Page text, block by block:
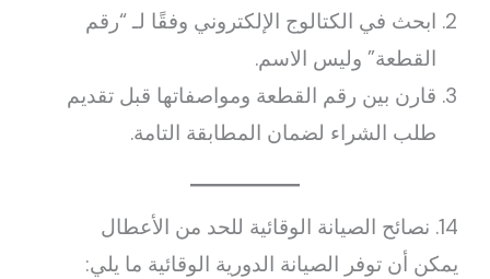
ابحث في الكتالوج الإلكتروني وفقًا لـ “رقم
القطعة” وليس الاسم.
قارن بين رقم القطعة ومواصفاتها قبل تقديم
طلب الشراء لضمان المطابقة التامة.
14. نصائح الصيانة الوقائية للحد من الأعطال
يمكن أن توفر الصيانة الدورية الوقائية ما يلي: